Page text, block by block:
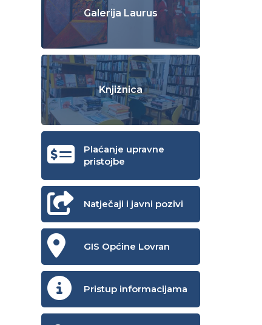
Galerija Laurus
Knjižnica
Plaćanje upravne
pristojbe
Natječaji i javni pozivi
GIS Općine Lovran
Pristup informacijama